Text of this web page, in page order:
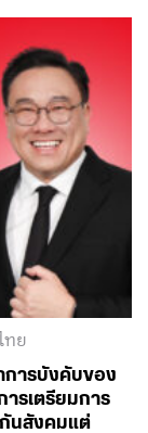
ทย
ารบังคับของ
รเตรียมการ
กันสังคมแต่